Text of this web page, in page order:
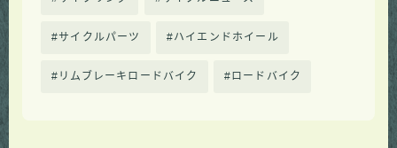
サイクルパーツ ハイエンドホイール
リムブレーキロードバイク ロードバイク